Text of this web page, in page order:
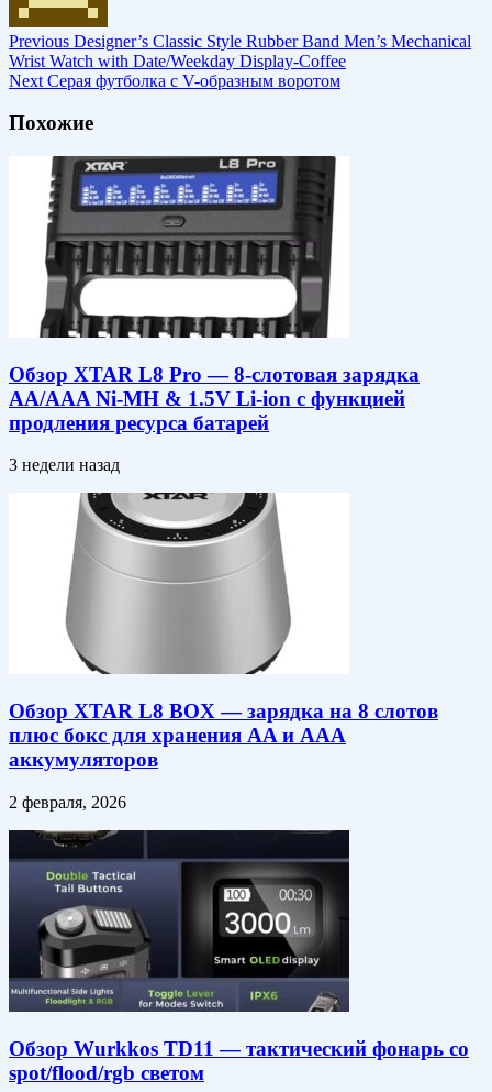
Previous Designer’s Classic Style Rubber Band Men’s Mechanical
Wrist Watch with Date/Weekday Display-Coffee
Next Серая футболка с V-образным воротом
Похожие
Обзор XTAR L8 Pro — 8-слотовая зарядка
AA/AAA Ni-MH & 1.5V Li-ion c функцией
продления ресурса батарей
3 недели назад
Обзор XTAR L8 BOX — зарядка на 8 слотов
плюс бокс для хранения AA и AAA
аккумуляторов
2 февраля, 2026
Обзор Wurkkos TD11 — тактический фонарь со
spot/flood/rgb светом